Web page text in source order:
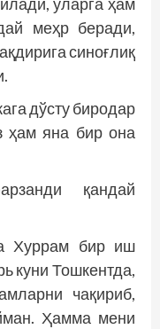
меҳр беради,
синоғлиқ
дўсту биродар
ҳам яна бир она
қандай
Хуррам бир иш
куни Тошкентда,
чақириб,
Ҳамма мени